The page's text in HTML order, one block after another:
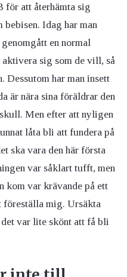
för att återhämta sig
bebisen. Idag har man
en normal
sig som de vill, så
Dessutom har man insett
är nära sina föräldrar den
Men efter att nyligen
låta bli att fundera på
ska vara den här första
var såklart tufft, men
kom var krävande på ett
föreställa mig. Ursäkta
var lite skönt att få bli